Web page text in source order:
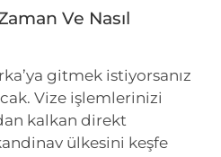
Ve Nasıl
gitmek istiyorsanız
Vize işlemlerinizi
kalkan direkt
ülkesini keşfe